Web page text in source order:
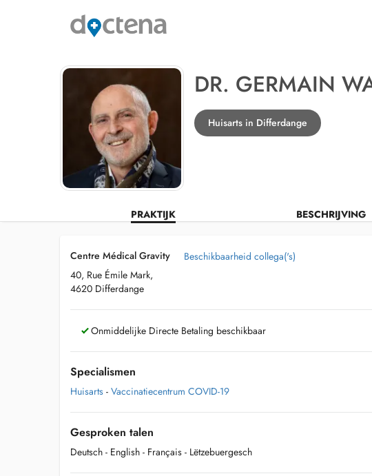
DR. GERMAIN
Huisarts in Differdange
PRAKTIJK BESCHRIJVING
Centre Médical Gravity
40, Rue Émile Mark,
4620 Differdange
Beschikbaarheid collega('s)
Onmiddelijke Directe Betaling beschikbaar
Specialismen
Huisarts - Vaccinatiecentrum COVID-19
Gesproken talen
Deutsch - English - Français - Lëtzebuergesch